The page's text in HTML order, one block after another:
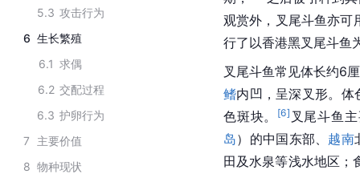
5.3 攻击行为
6 生长繁殖
6.1 求偶
6.2 交配过程
6.3 护卵行为
7
主要价值
8 物种现状
观赏外，叉尾斗鱼亦可
行了以香港黑叉尾斗鱼
叉尾斗鱼常见体长约6
鳍内凹，呈深叉形。
色斑块。
[6] 叉尾斗鱼
岛）的中国东部、 越南
田及水泉等浅水地区；